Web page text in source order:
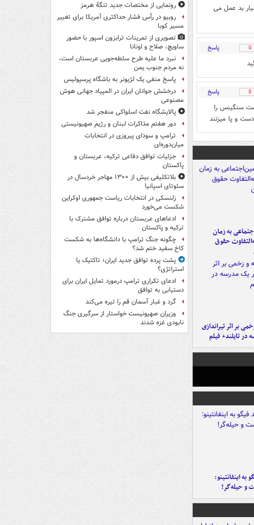
بد عمل می
0 پاسخ
0 پاسخ
سنگینس را
و پا میزنند
به زمان
حقوق
بر اثر تیراندازی
تایلند+ فیلم
به اینفانتینو:
و حیله‌گر!
رونمایی از مختصات جدید تنگۀ هرمز
روبیو در رأس فشار حداکثری آمریکا برای تغییر
مسیر کوبا
تصویری از تمرینات ترابزون اسپور با حضور
ساویچ، صلاح و اونانا
نبرد ما علیه طرح سلطه‌جویی عربستان است،
نه مردم جنوب یمن
پاسخ منفی یک لژیونر به باشگاه پرسپولیس
درخشش جوانان ایران در المپیاد جهانی هوش
مصنوعی
پالایشگاه نفت اسلواکی منفجر شد
دور هفتم مذاکرات لبنان و رژیم صهیونیستی
ترامپ و سودای پیروزی در انتخابات
میان‌دوره‌ای
جزئیات توافق دفاعی ترکیه، عربستان و
پاکستان
بلاتکلیفی بیش از ۱۳۰۰ مهاجر خردسال در
سئوتای اسپانیا
زلنسکی در انتخابات ریاست جمهوری اوکراین
شکست می‌خورد
ادعاهای عربستان درباره توافق مشترک با
ترکیه و پاکستان
چگونه جنگ ترامپ با دانشگاه‌ها به شکست
کاخ سفید ختم شد؟
پشت پرده توافق جدید ایران؛ تاکتیک یا
استراتژی؟
ادعای تکراری ترامپ درمورد تمایل ایران برای
دستیابی به توافق
گرد و غبار آسمان قم را تیره می‌کند
وزیران صهیونیست خواستار از سرگیری جنگ
نابودی غزه شدند